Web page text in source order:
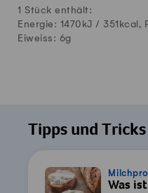
1 Stück enthält:
Energie: 1470kJ / 351 kcal,
Eiweiss: 6g
Tipps und Tricks
Was